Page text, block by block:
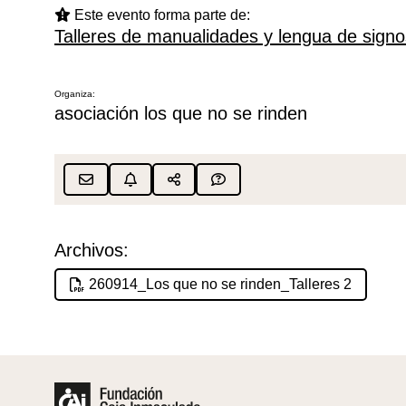
Este evento forma parte de:
Talleres de manualidades y lengua de
Organiza:
asociación los que no se rinden
Archivos:
260914_Los que no se rinden_Talleres 2